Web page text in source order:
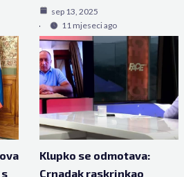
sep 13, 2025
11 mjeseci ago
Klupko se odmotava:
Crnadak raskrinkao